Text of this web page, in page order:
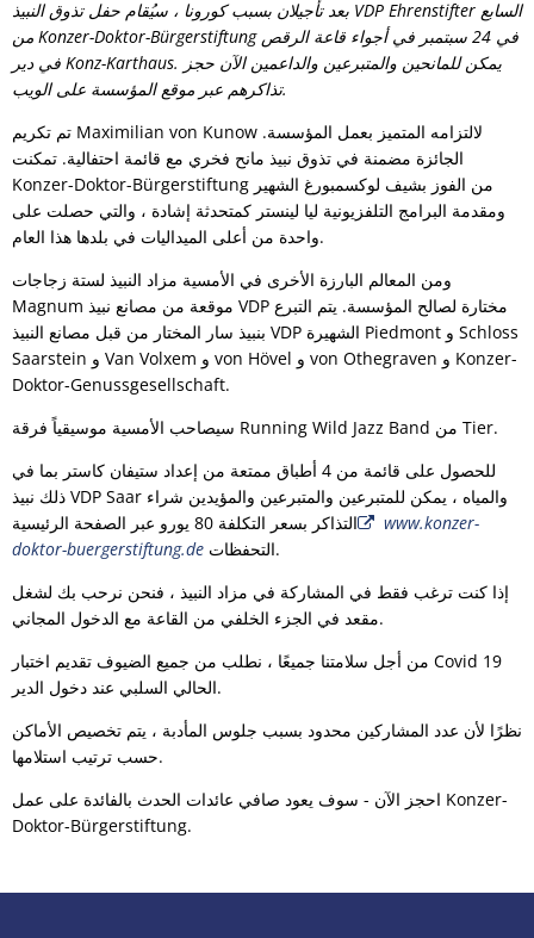
بعد تأجيلان بسبب كورونا ، سيُقام حفل تذوق النبيذ VDP Ehrenstifter السابع
من Konzer-Doktor-Bürgerstiftung في 24 سبتمبر في أجواء قاعة الرقص
في دير Konz-Karthaus. يمكن للمانحين والمتبرعين والداعمين الآن حجز
تذاكرهم عبر موقع المؤسسة على الويب.
تم تكريم Maximilian von Kunow لالتزامه المتميز بعمل المؤسسة.
الجائزة مضمنة في تذوق نبيذ مانح فخري مع قائمة احتفالية. تمكنت
Konzer-Doktor-Bürgerstiftung من الفوز بشيف لوكسمبورغ الشهير
ومقدمة البرامج التلفزيونية ليا لينستر كمتحدثة إشادة ، والتي حصلت على
واحدة من أعلى الميداليات في بلدها هذا العام.
ومن المعالم البارزة الأخرى في الأمسية مزاد النبيذ لستة زجاجات
Magnum موقعة من مصانع نبيذ VDP مختارة لصالح المؤسسة. يتم التبرع
بنبيذ سار المختار من قبل مصانع النبيذ VDP الشهيرة Piedmont و Schloss
Saarstein و Van Volxem و von Hövel و von Othegraven و Konzer-
Doktor-Genussgesellschaft.
سيصاحب الأمسية موسيقياً فرقة Running Wild Jazz Band من Tier.
للحصول على قائمة من 4 أطباق ممتعة من إعداد ستيفان كاستر بما في
ذلك نبيذ VDP Saar والمياه ، يمكن للمتبرعين والمتبرعين والمؤيدين شراء
التذاكر بسعر التكلفة 80 يورو عبر الصفحة الرئيسية
www.konzer-
doktor-buergerstiftung.de
التحفظات.
إذا كنت ترغب فقط في المشاركة في مزاد النبيذ ، فنحن نرحب بك لشغل
مقعد في الجزء الخلفي من القاعة مع الدخول المجاني.
من أجل سلامتنا جميعًا ، نطلب من جميع الضيوف تقديم اختبار Covid 19
الحالي السلبي عند دخول الدير.
نظرًا لأن عدد المشاركين محدود بسبب جلوس المأدبة ، يتم تخصيص الأماكن
حسب ترتيب استلامها.
احجز الآن - سوف يعود صافي عائدات الحدث بالفائدة على عمل Konzer-
Doktor-Bürgerstiftung.